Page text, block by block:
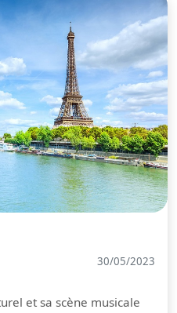
30/05/2023
et sa scène musicale